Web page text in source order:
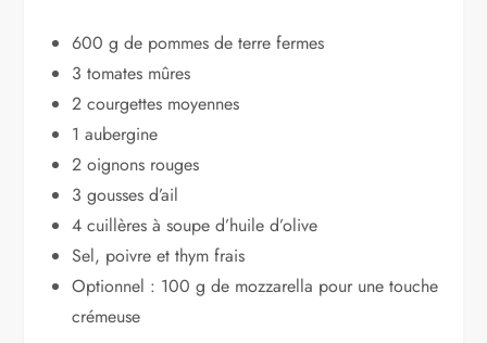
600 g de pommes de terre fermes
3 tomates mûres
2 courgettes moyennes
1 aubergine
2 oignons rouges
3 gousses d’ail
4 cuillères à soupe d’huile d’olive
Sel, poivre et thym frais
Optionnel : 100 g de mozzarella pour une touche
crémeuse